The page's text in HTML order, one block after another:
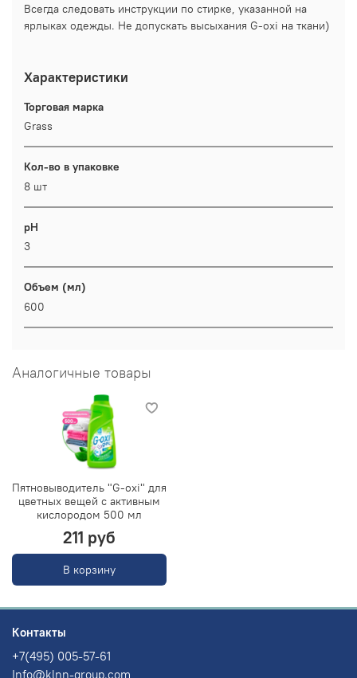
Всегда следовать инструкции по стирке, указанной на
ярлыках одежды. Не допускать высыхания G-oxi на ткани)
Характеристики
Торговая марка
Grass
Кол-во в упаковке
8 шт
pH
3
Объем (мл)
600
Аналогичные товары
Пятновыводитель "G-oxi" для
цветных вещей с активным
кислородом 500 мл
211 руб
В корзину
Контакты
+7(495) 005-57-61
Info@klnn-group.com